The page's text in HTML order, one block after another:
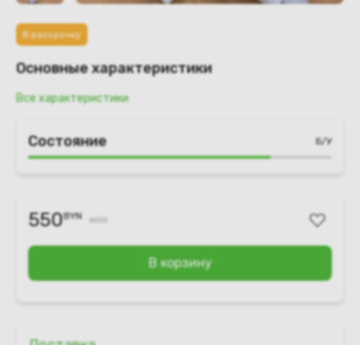
В рассрочку
Основные характеристики
Все характеристики
Состояние Б/У
550BYN 600
В корзину